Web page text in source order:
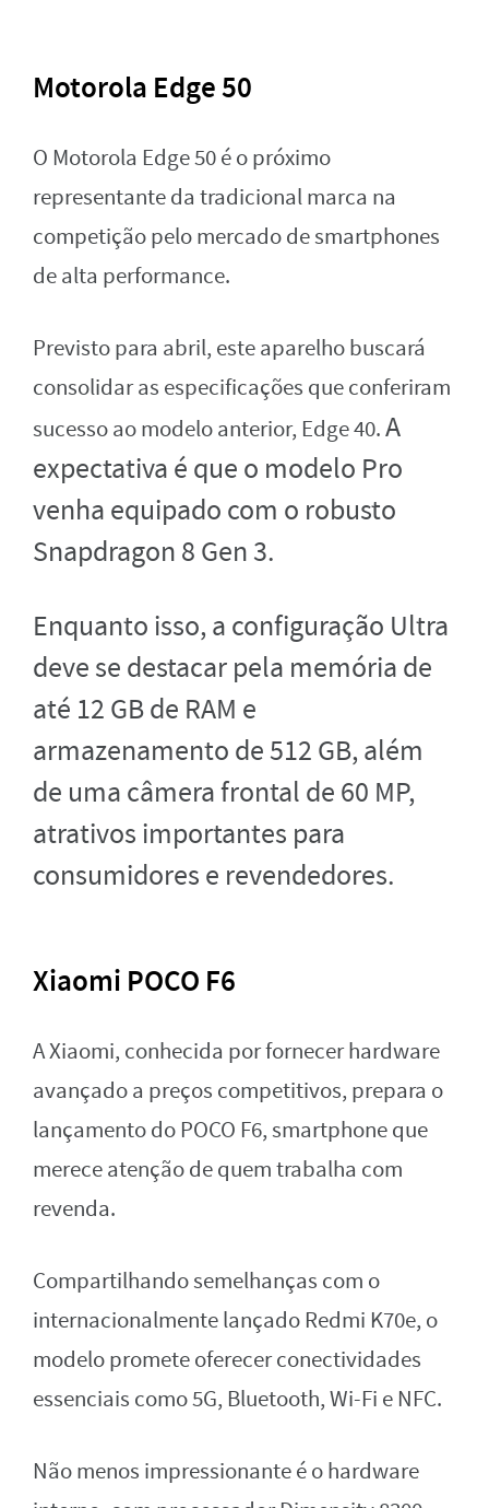
Motorola Edge 50
O Motorola Edge 50 é o próximo
representante da tradicional marca na
competição pelo mercado de smartphones
de alta performance.
Previsto para abril, este aparelho buscará
consolidar as especificações que conferiram
sucesso ao modelo anterior, Edge 40.A
expectativa é que o modelo Pro
venha equipado com o robusto
Snapdragon 8 Gen 3.
Enquanto isso, a configuração Ultra
deve se destacar pela memória de
até 12 GB de RAM e
armazenamento de 512 GB, além
de uma câmera frontal de 60 MP,
atrativos importantes para
consumidores e revendedores.
Xiaomi POCO F6
A Xiaomi, conhecida por fornecer hardware
avançado a preços competitivos, prepara o
lançamento do POCO F6, smartphone que
merece atenção de quem trabalha com
revenda.
Compartilhando semelhanças com o
internacionalmente lançado Redmi K70e, o
modelo promete oferecer conectividades
essenciais como 5G, Bluetooth, Wi-Fi e NFC.
Não menos impressionante é o hardware